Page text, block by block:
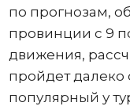
по прогнозам,
провинции с 9
движения,
пройдет далеко
популярный у